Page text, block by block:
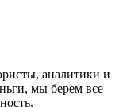
аналитики и
мы берем все